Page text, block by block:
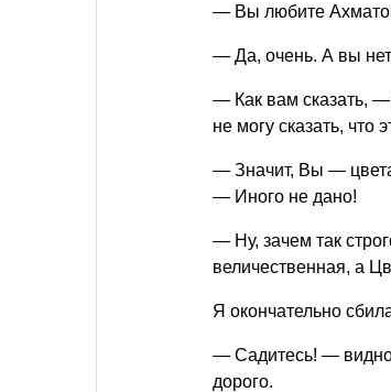
— Вы любите
— Да, очень. А вы
— Как вам сказать,
не могу сказать, что
— Значит, Вы —
— Иного не дано!
— Ну, зачем так
величественная, а
Я окончательно
— Садитесь! — видно
дорого.